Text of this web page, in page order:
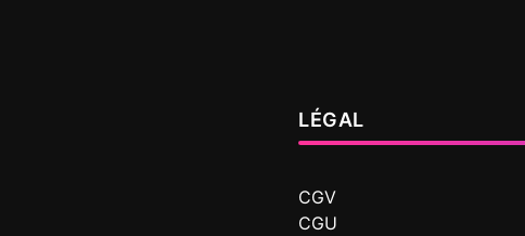
LÉGAL
CGV
CGU